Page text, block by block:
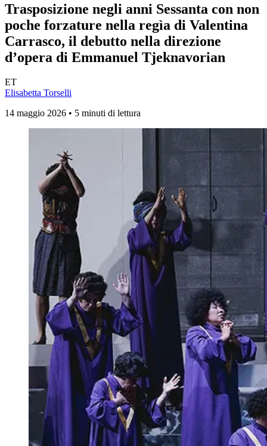
Trasposizione negli anni Sessanta con non
poche forzature nella regìa di Valentina
Carrasco, il debutto nella direzione
d’opera di Emmanuel Tjeknavorian
ET
Elisabetta Torselli
14 maggio 2026 • 5 minuti di lettura